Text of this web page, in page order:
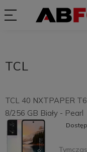
TCL
TCL 40 NXTPAPER
8/256 GB Biały - Pearl